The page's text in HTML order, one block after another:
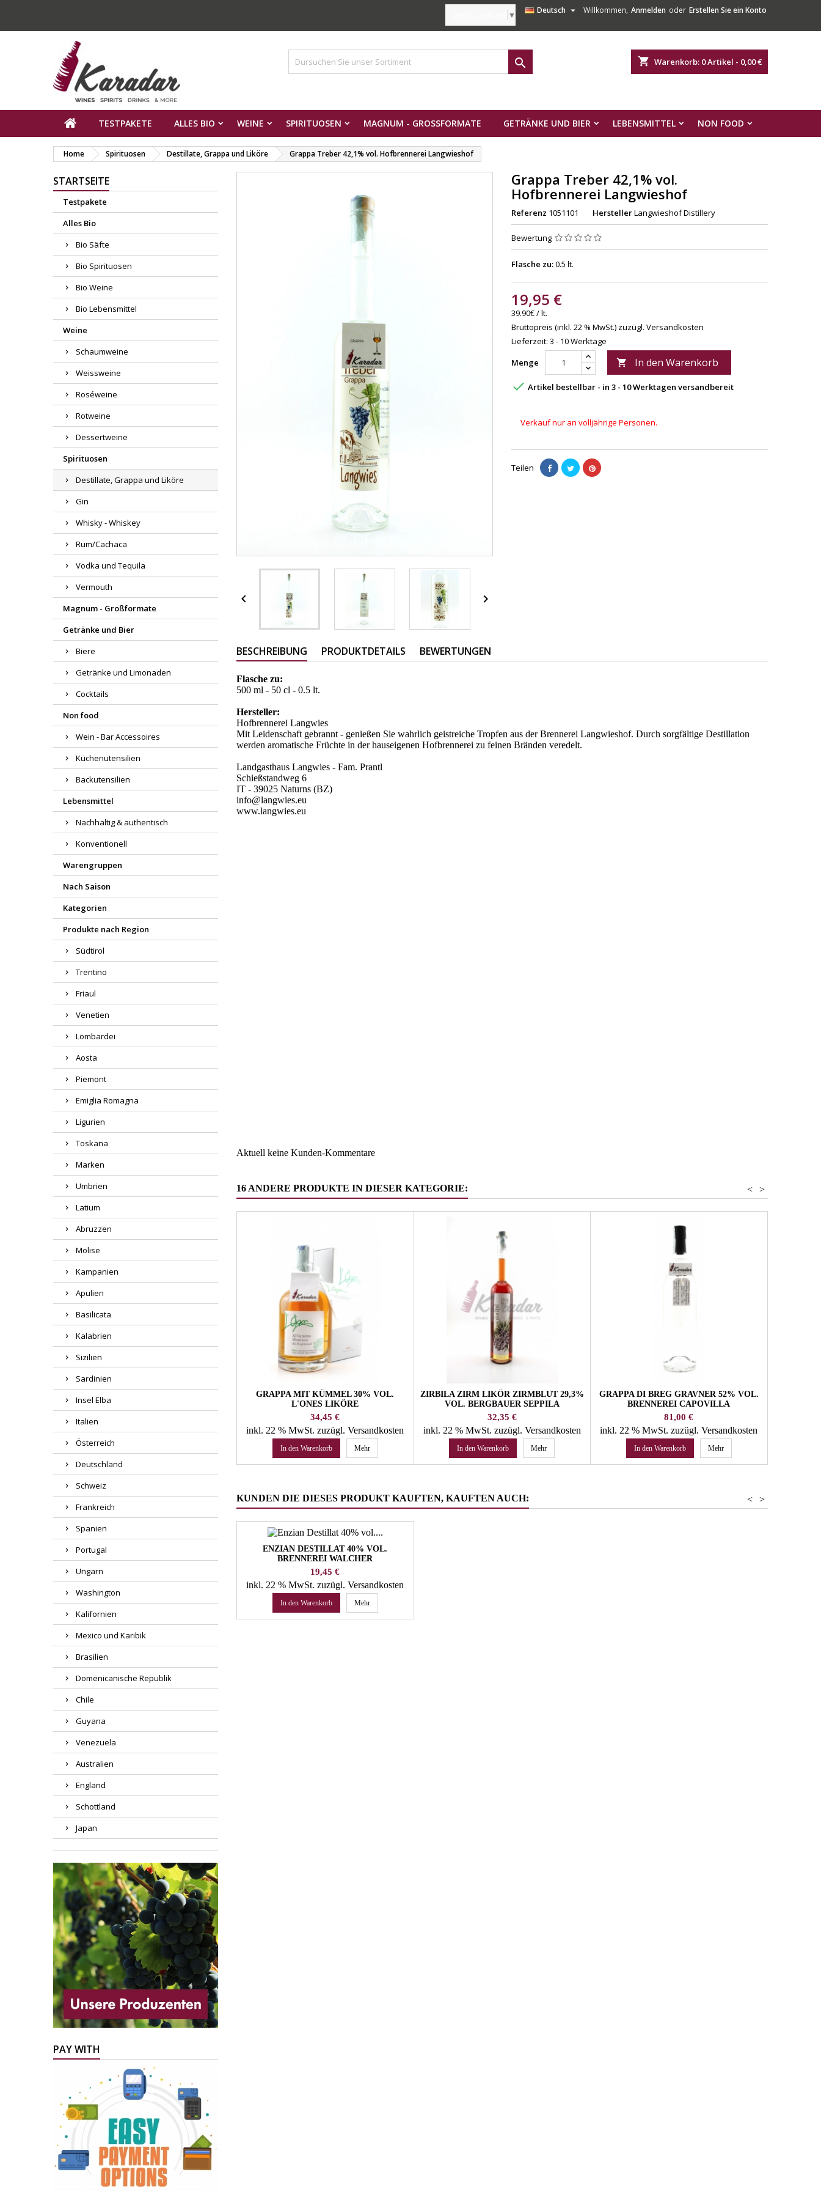
Willkommen, Anmelden oder Erstellen Sie ein Konto
Deutsch 
▼
shopping_cart Warenkorb: 0Artikel - 0,00 €

TESTPAKETE ALLES BIO WEINE SPIRITUOSEN MAGNUM - GROSSFORMATE GETRÄNKE UND BIER LEBENSMITTEL NON FOOD
Home Spirituosen Destillate, Grappa und Liköre Grappa Treber 42,1% vol. Hofbrennerei Langwieshof
STARTSEITE
Testpakete
Alles Bio
Bio Säfte
Bio Spirituosen
Bio Weine
Bio Lebensmittel
Weine
Schaumweine
Weissweine
Roséweine
Rotweine
Dessertweine
Spirituosen
Destillate, Grappa und Liköre
Gin
Whisky - Whiskey
Rum/Cachaca
Vodka und Tequila
Vermouth
Magnum - Großformate
Getränke und Bier
Biere
Getränke und Limonaden
Cocktails
Non food
Wein - Bar Accessoires
Küchenutensilien
Backutensilien
Lebensmittel
Nachhaltig & authentisch
Konventionell
Warengruppen
Nach Saison
Kategorien
Produkte nach Region
Südtirol
Trentino
Friaul
Venetien
Lombardei
Aosta
Piemont
Emiglia Romagna
Ligurien
Toskana
Marken
Umbrien
Latium
Abruzzen
Molise
Kampanien
Apulien
Basilicata
Kalabrien
Sizilien
Sardinien
Insel Elba
Italien
Österreich
Deutschland
Schweiz
Frankreich
Spanien
Portugal
Ungarn
Washington
Kalifornien
Mexico und Karibik
Brasilien
Domenicanische Republik
Chile
Guyana
Venezuela
Australien
England
Schottland
Japan
PAY WITH
 
Grappa Treber 42,1% vol.
Hofbrennerei Langwieshof
Referenz 1051101 HerstellerLangwieshof Distillery
Bewertung
Flasche zu:0.5 lt.
19,95 €
39.90€ / lt.
Bruttopreis (inkl. 22 % MwSt.) zuzügl. Versandkosten
Lieferzeit: 3 - 10 Werktage
Menge
 In den Warenkorb
 Artikel bestellbar - in 3 - 10 Werktagen versandbereit
Verkauf nur an volljährige Personen.
Teilen
BESCHREIBUNG PRODUKTDETAILS BEWERTUNGEN
Flasche zu:
500 ml - 50 cl - 0.5 lt.
Hersteller:
Hofbrennerei Langwies
Mit Leidenschaft gebrannt - genießen Sie wahrlich geistreiche Tropfen aus der Brennerei Langwieshof. Durch sorgfältige Destillation
werden aromatische Früchte in der hauseigenen Hofbrennerei zu feinen Bränden veredelt.
Landgasthaus Langwies - Fam. Prantl
Schießstandweg 6
IT - 39025 Naturns (BZ)
info@langwies.eu
www.langwies.eu
Aktuell keine Kunden-Kommentare
16 ANDERE PRODUKTE IN DIESER KATEGORIE: >
<
GRAPPA MIT KÜMMEL 30% VOL.
L'ONES LIKÖRE
Preis
34,45 €
inkl. 22 % MwSt.zuzügl. Versandkosten
In den Warenkorb Mehr
ZIRBILA ZIRM LIKÖR ZIRMBLUT 29,3%
VOL. BERGBAUER SEPPILA
Preis
32,35 €
inkl. 22 % MwSt. zuzügl. Versandkosten
In den Warenkorb Mehr
GRAPPA DI BREG GRAVNER 52% VOL.
BRENNEREI CAPOVILLA
Preis
81,00 €
inkl. 22 % MwSt.zuzügl. Versandkosten
In den Warenkorb Mehr
KUNDEN DIE DIESES PRODUKT KAUFTEN, KAUFTEN AUCH: >
<
ENZIAN DESTILLAT 40% VOL.
BRENNEREI WALCHER
Preis
19,45 €
inkl. 22 % MwSt.zuzügl. Versandkosten
In den Warenkorb Mehr